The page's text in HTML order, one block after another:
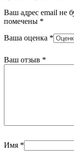
Ваш адрес email не
помечены *
Ваша оценка *
Ваш отзыв *
Имя *